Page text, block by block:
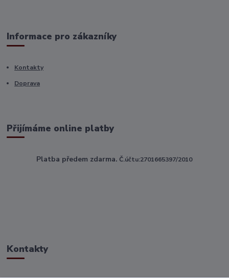
Informace pro zákazníky
Kontakty
Doprava
Přijímáme online platby
Platba předem zdarma. Č.účtu:2701665397/2010
Kontakty